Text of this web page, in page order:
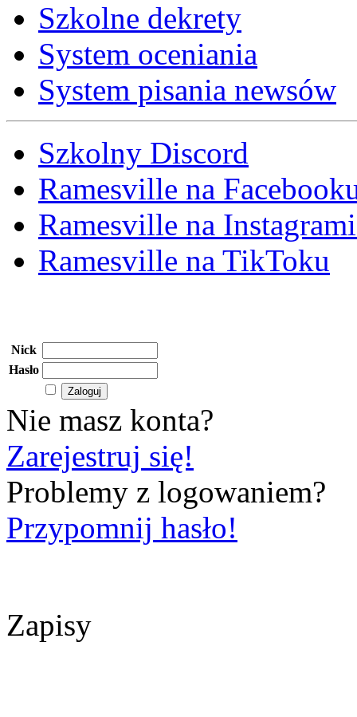
Szkolne dekrety
System oceniania
System pisania newsów
Szkolny Discord
Ramesville na
Ramesville na
Ramesville na TikToku
Nick
Hasło
Nie masz konta?
Zarejestruj się!
Problemy z logowaniem?
Przypomnij hasło!
Zapisy